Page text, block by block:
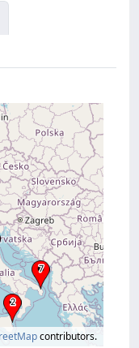
contributors.